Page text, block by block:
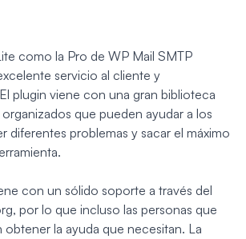
como la Pro de WP Mail SMTP
servicio al cliente y
plugin viene con una gran biblioteca
que pueden ayudar a los
diferentes problemas y sacar el máximo
con un sólido soporte a través del
por lo que incluso las personas que
la ayuda que necesitan. La